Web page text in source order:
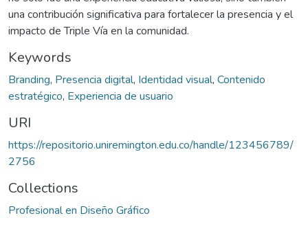
una contribución significativa para fortalecer la presencia y el
impacto de Triple Vía en la comunidad.
Keywords
Branding, Presencia digital, Identidad visual, Contenido
estratégico, Experiencia de usuario
URI
https://repositorio.uniremington.edu.co/handle/123456789/
2756
Collections
Profesional en Diseño Gráfico